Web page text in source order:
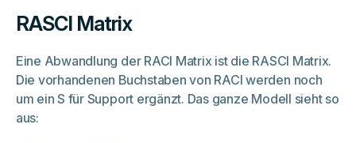
RASCI Matrix
Eine Abwandlung der RACI Matrix ist die RASCI Matrix.
Die vorhandenen Buchstaben von RACI werden noch
um ein S für Support ergänzt. Das ganze Modell sieht so
aus: